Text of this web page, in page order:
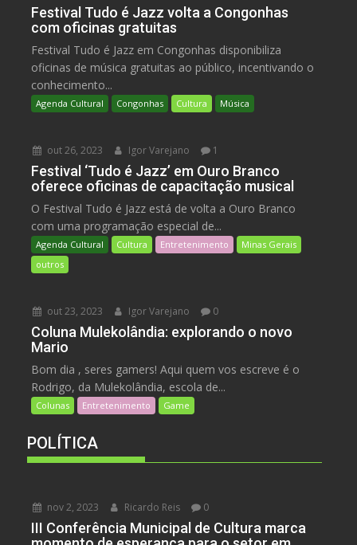
Festival Tudo é Jazz volta a Congonhas
com oficinas gratuitas
Festival Tudo é Jazz em Congonhas disponibiliza
oficinas de música gratuitas ao público, incentivando o
conhecimento...
Agenda Cultural Congonhas Cultura Música
out 26, 2023 Igor Varejano 1
Festival ‘Tudo é Jazz’ em Ouro Branco
oferece oficinas de capacitação musical
O Festival Tudo é Jazz está de volta a Ouro Branco
com uma programação especial de...
Agenda Cultural Cultura Entretenimento
Minas Gerais
outros
out 23, 2023 Igor Varejano 0
Coluna Mulekolândia: explorando o novo
Mario
Bom dia , seres gamers! Aqui quem vos escreve é o
Rodrigo, da Mulekolândia, escola de...
Colunas Entretenimento Game
POLÍTICA
nov 2, 2023 Ricardo Reis 0
III Conferência Municipal de Cultura marca